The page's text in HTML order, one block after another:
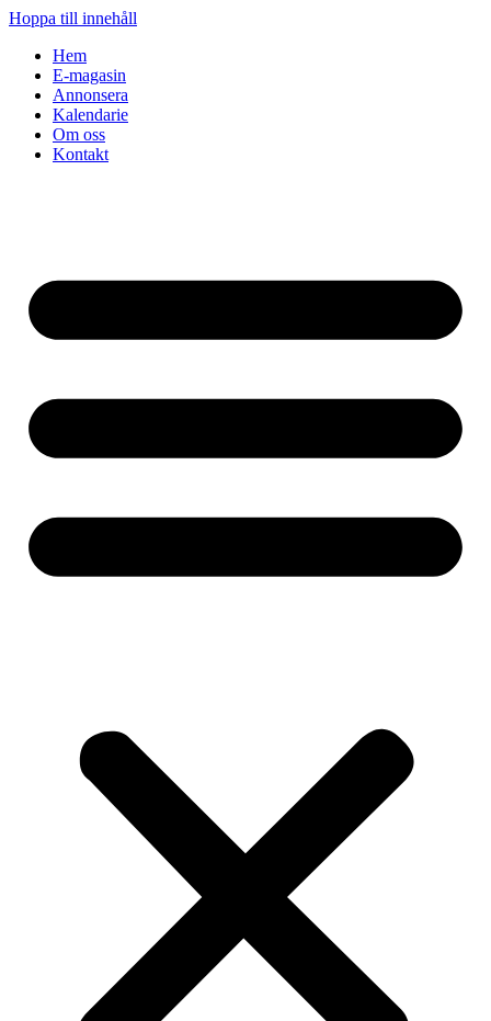
Hoppa till innehåll
Hem
E-magasin
Annonsera
Kalendarie
Om oss
Kontakt